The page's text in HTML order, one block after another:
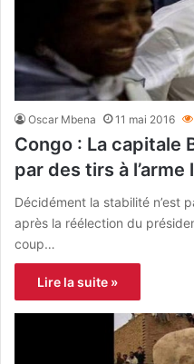
Oscar Mbena 11 mai 2016
Congo : La capitale
par des tirs à l’arme
Décidément la stabilité n’est
après la réélection du
coup…
Lire la suite »